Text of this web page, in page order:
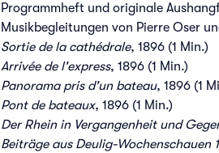
Programmheft und originale
Musikbegleitungen von Pierre Oser
Sortie de la cathédrale, 1896 (1 Min.)
Arrivée de l'express, 1896 (1 Min.)
Panorama pris d'un bateau, 1896 (1
Pont de bateaux, 1896 (1 Min.)
Der Rhein in Vergangenheit und
Beiträge aus Deulig-Wochenschauen